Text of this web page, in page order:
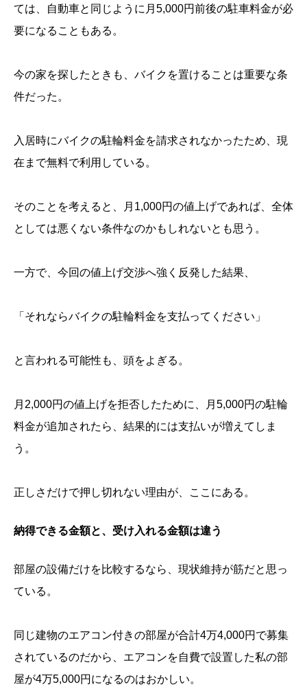
ては、自動車と同じように月5,000円前後の駐車料金が必
要になることもある。
今の家を探したときも、バイクを置けることは重要な条
件だった。
入居時にバイクの駐輪料金を請求されなかったため、現
在まで無料で利用している。
そのことを考えると、月1,000円の値上げであれば、全体
としては悪くない条件なのかもしれないとも思う。
一方で、今回の値上げ交渉へ強く反発した結果、
「それならバイクの駐輪料金を支払ってください」
と言われる可能性も、頭をよぎる。
月2,000円の値上げを拒否したために、月5,000円の駐輪
料金が追加されたら、結果的には支払いが増えてしま
う。
正しさだけで押し切れない理由が、ここにある。
納得できる金額と、受け入れる金額は違う
部屋の設備だけを比較するなら、現状維持が筋だと思っ
ている。
同じ建物のエアコン付きの部屋が合計4万4,000円で募集
されているのだから、エアコンを自費で設置した私の部
屋が4万5,000円になるのはおかしい。